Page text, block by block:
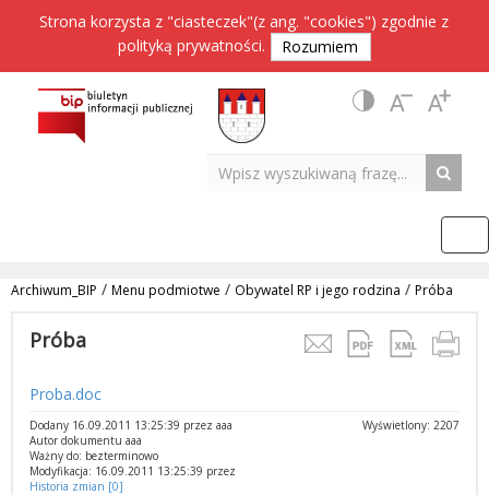
Strona korzysta z "ciasteczek"(z ang. "cookies") zgodnie z
polityką prywatności. Rozumiem
Archiwum_BIP / Menu podmiotwe / Obywatel RP i jego rodzina / Próba
Próba
Proba.doc
Wyświetlony: 2207
Dodany 16.09.2011 13:25:39 przez aaa
Autor dokumentu aaa
Ważny do: bezterminowo
Modyfikacja: 16.09.2011 13:25:39 przez
Historia zmian [0]